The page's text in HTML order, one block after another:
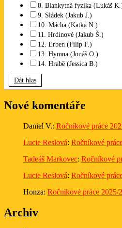
8. Blankytná fyzika (Lukáš
9. Sládek (Jakub J.)
10. Mácha (Katka N.)
11. Hrdinové (Jakub Š.)
12. Erben (Filip F.)
13. Hymna (Jonáš O.)
14. Hrabě (Jessica B.)
Dát hlas
Nové komentáře
Daniel V.: Ročníkové práce
Lucie Reslová: Ročníkové
Tadeáš Markovec: Ročníkové
Lucie Reslová: Ročníkové
Honza: Ročníkové práce 2025/
Archiv